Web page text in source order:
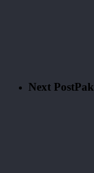
Next Post